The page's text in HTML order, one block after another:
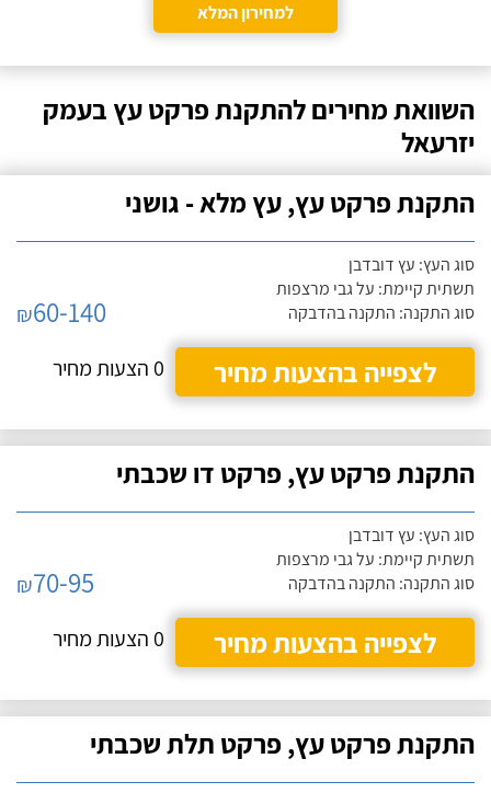
למחירון המלא
השוואת מחירים להתקנת פרקט עץ בעמק
יזרעאל
התקנת פרקט עץ, עץ מלא - גושני
סוג העץ: עץ דובדבן
תשתית קיימת: על גבי מרצפות
סוג התקנה: התקנה בהדבקה
₪60-140
לצפייה בהצעות מחיר
0 הצעות מחיר
התקנת פרקט עץ, פרקט דו שכבתי
סוג העץ: עץ דובדבן
תשתית קיימת: על גבי מרצפות
סוג התקנה: התקנה בהדבקה
₪70-95
לצפייה בהצעות מחיר
0 הצעות מחיר
התקנת פרקט עץ, פרקט תלת שכבתי